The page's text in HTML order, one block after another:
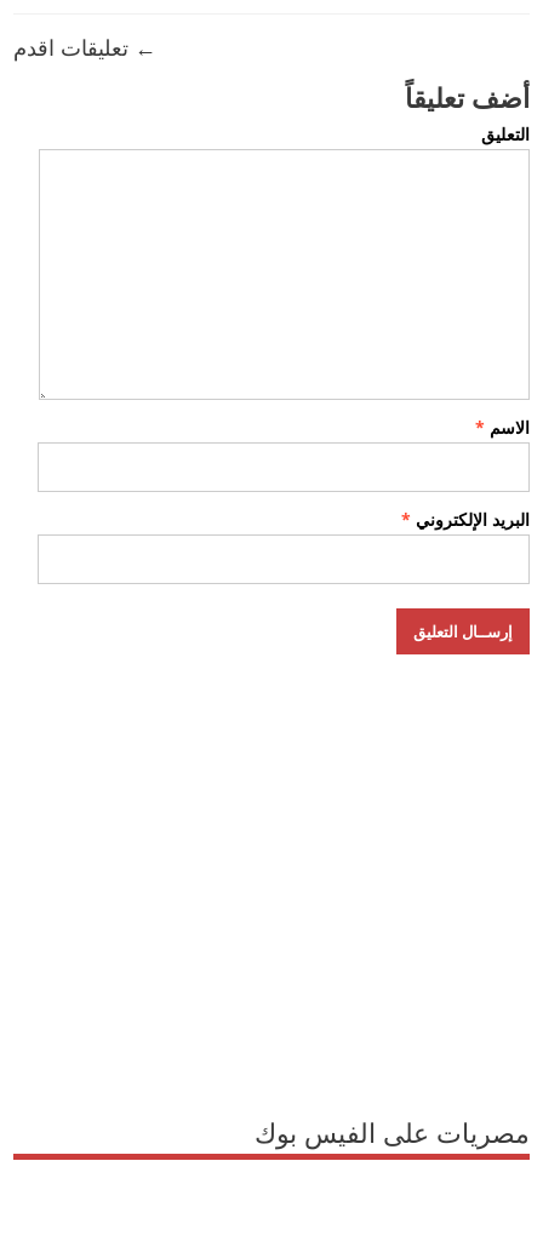
← تعليقات اقدم
أضف تعليقاً
التعليق
الاسم *
البريد الإلكتروني *
مصريات على الفيس بوك